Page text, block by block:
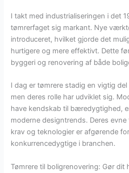
I takt med industrialiseringen i det
tømrerfaget sig markant. Nye
introduceret, hvilket gjorde det
hurtigere og mere effektivt. Dette
byggeri og renovering af både
I dag er tømrere stadig en vigtig
men deres rolle har udviklet sig.
have kendskab til bæredygtighed,
moderne designtrends. Deres
krav og teknologier er afgørende
konkurrencedygtige i branchen.
Tømrere til boligrenovering: Gør dit